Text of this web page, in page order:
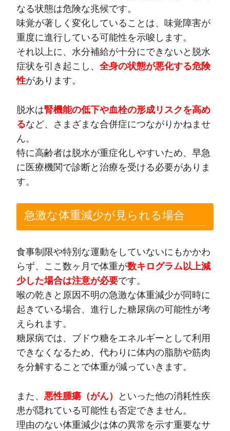
なる状態は危険な兆候です。
味覚が著しく変化していることは、味覚障害が
重度に進行している可能性を示唆します。
それ以上に、水分補給が十分にできないと脱水
症状を引き起こし、 全身の状態が悪化する危険
性があります。
脱水は腎機能の低下や血栓の形成リスクを高め
るなど、さまざまな合併症につながりかねませ
ん。
特に高齢者は脱水が重症化しやすいため、早急
に医療機関で診断と治療を受ける必要がありま
す。
急激な体重減少が見られる場合
食事制限や特別な運動をしていないにもかかわ
らず、ここ数ヶ月で体重が数キログラム以上減
少した場合は注意が必要です。
喉の乾きと原因不明の急激な体重減少が同時に
起きている場合、進行した糖尿病の可能性が考
えられます。
糖尿病では、ブドウ糖をエネルギーとして利用
できなくなるため、代わりに体内の脂肪や筋肉
を分解することで体重が減っていきます。
また、 悪性腫瘍（がん）
といった他の消耗性疾
患が隠れている可能性も否定できません。
理由のない体重減少は体の異常を示す重要なサ